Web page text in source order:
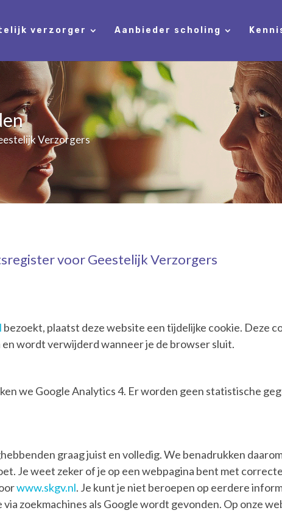
verzorger Aanbieder scholing
Verzorgers
voor Geestelijk Verzorgers
bezoekt, plaatst deze website een tijdelijke cookie. Deze
wordt verwijderd wanneer je de browser sluit.
we Google Analytics 4. Er worden geen statistische
graag juist en volledig. We benadrukken
Je weet zeker of je op een webpagina bent met
www.skgv.nl. Je kunt je niet beroepen op eerdere
zoekmachines als Google wordt gevonden. Op onze